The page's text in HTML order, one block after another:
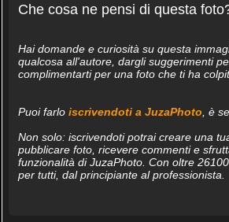
Che cosa ne pensi di questa
Hai domande e curiosità su questa
qualcosa all'autore, dargli suggerimenti
complimentarti per una foto che ti ha
Puoi farlo iscrivendoti a JuzaPhoto , è
Non solo: iscrivendoti potrai creare una
pubblicare foto, ricevere commenti e
funzionalità di JuzaPhoto. Con oltre
per tutti, dal principiante al professionista.